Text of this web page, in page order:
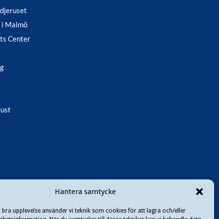
Hantera samtycke
bra upplevelse använder vi teknik som cookies för att lagra och/eller
i Malmö
Center